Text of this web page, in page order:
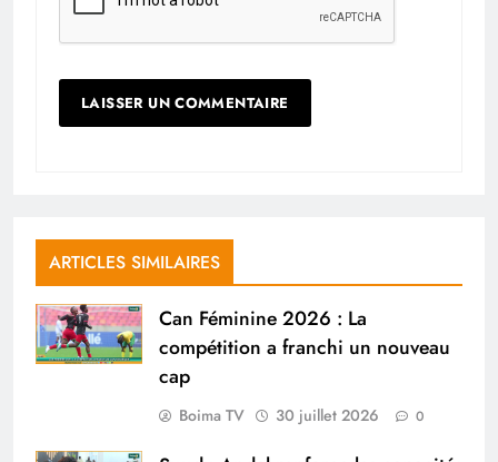
ARTICLES SIMILAIRES
Can Féminine 2026 : La
compétition a franchi un nouveau
cap
Boima TV 30 juillet 2026 0